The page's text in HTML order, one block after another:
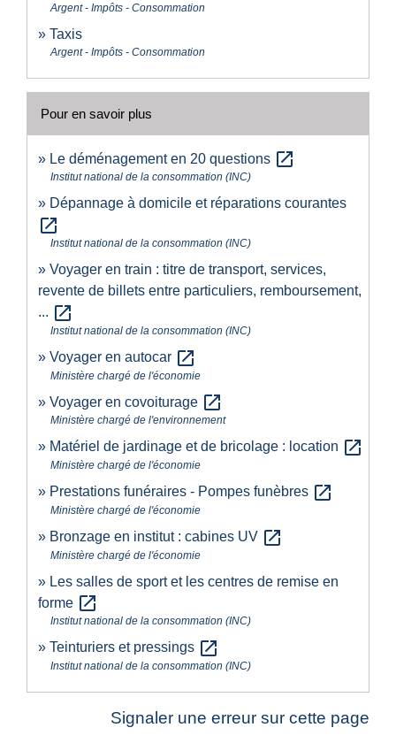
Argent - Impôts - Consommation
Taxis
Argent - Impôts - Consommation
Pour en savoir plus
Le déménagement en 20 questions open_in_new
Institut national de la consommation (INC)
Dépannage à domicile et réparations courantes
open_in_new
Institut national de la consommation (INC)
Voyager en train : titre de transport, services,
revente de billets entre particuliers, remboursement,
... open_in_new
Institut national de la consommation (INC)
Voyager en autocar open_in_new
Ministère chargé de l'économie
Voyager en covoiturage open_in_new
Ministère chargé de l'environnement
Matériel de jardinage et de bricolage : location open_in_new
Ministère chargé de l'économie
Prestations funéraires - Pompes funèbres open_in_new
Ministère chargé de l'économie
Bronzage en institut : cabines UV open_in_new
Ministère chargé de l'économie
Les salles de sport et les centres de remise en
forme open_in_new
Institut national de la consommation (INC)
Teinturiers et pressings open_in_new
Institut national de la consommation (INC)
Signaler une erreur sur cette page